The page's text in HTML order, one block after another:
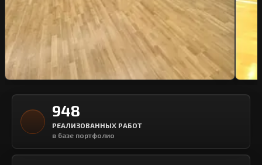
948
РЕАЛИЗОВАННЫХ РАБОТ
в базе портфолио